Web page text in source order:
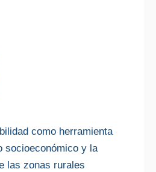
como herramienta
socioeconómico y la
las zonas rurales